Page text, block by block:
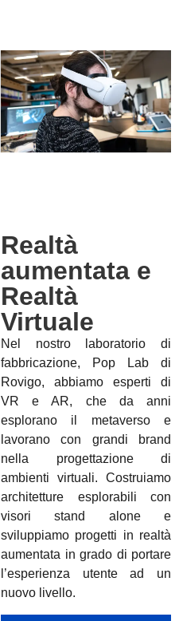
Realtà
aumentata e
Realtà
Virtuale
Nel nostro laboratorio di
fabbricazione, Pop Lab di
Rovigo, abbiamo esperti di
VR e AR, che da anni
esplorano il metaverso e
lavorano con grandi brand
nella progettazione di
ambienti virtuali. Costruiamo
architetture esplorabili con
visori stand alone e
sviluppiamo progetti in realtà
aumentata in grado di portare
l’esperienza utente ad un
nuovo livello.